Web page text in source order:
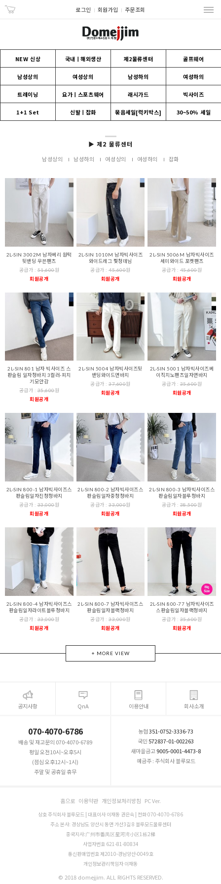
로그인 회원가입 주문조회
NEW 신상 국내ㅣ해외생산 제2물류센터 골프웨어
남성상의 여성상의 남성하의 여성하의
트레이닝 요가ㅣ스포츠웨어 래시가드 빅사이즈
1+1 Set 신발ㅣ잡화 묶음세일[럭키박스] 30~50% 세일
▶ 제2 물류센터
남성상의 남성하의 여성상의 여성하의 잡화
2L-SIN 3002M 남자베리 원턱
뒷밴딩 우븐팬츠
공급가 :51,600원
회원공개
2L-SIN 1010M 남자빅사이즈
와이드레그 찢청데님
공급가 :45,600원
회원공개
2L-SIN 5006M 남자빅사이즈
세미와이드 포켓팬츠
공급가 : 45,600원
회원공개
2L-SIN 801 남자 빅사이즈 스
판슬림 일자청바지 3컬러-피치
기모안감
공급가 :35,600원
회원공개
2L-SIN 5004 남자빅사이즈뒷
밴딩와이드면바지
공급가 :37,600원
회원공개
2L-SIN 5001 남자빅사이즈베
이직치노팬츠일자면바지
공급가 : 35,600원
회원공개
2L-SIN 800-1 남자빅사이즈스
판슬림일자진청청바지
공급가 :33,000원
회원공개
2L-SIN 800-2 남자빅사이즈스
판슬림일자중청청바지
공급가 :33,000원
회원공개
2L-SIN 800-3 남자빅사이즈스
판슬림일자블루청바지
공급가 : 38,500원
회원공개
2L-SIN 800-4 남자빅사이즈스
판슬림일자라이트블루청바지
공급가 :33,000원
회원공개
2L-SIN 800-7 남자빅사이즈스
판슬림일자블랙청바지
공급가 :33,000원
회원공개
2L-SIN 800-77 남자빅사이즈
스판슬림일자블랙청바지
공급가 : 35,600원
회원공개
+ MORE VIEW
공지사항 QnA 이용안내 회사소개
070-4070-6786
배송 및 재고문의 070-4070-6789
평일 오전10시~오후5시
(점심 오후12시~1시)
주말 및 공휴일 휴무
농협351-0752-3336-73
국민 572837-01-002263
새마을금고9005-0001-4473-8
예금주 : 주식회사 블루모드
홈으로 이용약관 개인정보처리방침 PC Ver.
상호 주식회사 블루모드 | 대표이사 이재동 권은숙 | 전화 070-4070-6786
주소 본사: 경상남도 양산시 동면 가산3길 8 블루모드물류센터
중국지사:广州市番禺区星河湾小区1栋2梯
사업자번호 621-81-80834
통신판매업번호 제2010-경남양산-0049호
개인정보관리책임자 이재동
© 2018 domejjim. ALL RIGHTS RESERVED.